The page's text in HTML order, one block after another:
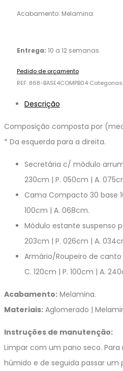
Acabamento: Melamina.
Entrega: 10 a 12 semanas.
Pedido de orçamento
REF: 868-BASE4COMPB04 Categorias:
Descrição
Composição composta por
* Da esquerda para a direita.
Secretária c/ módulo
230cm | P. 050cm | A.
Cama Compacto 30 base
100cm | A. 068cm.
Módulo estante suspenso
203cm | P. 026cm | A.
Armário/Roupeiro de
C. 120cm | P. 100cm | A.
Acabamento: Melamina.
Materiais: Aglomerado |
Instruções de manutenção:
Limpar com um pano seco.
húmido e de seguida passar um